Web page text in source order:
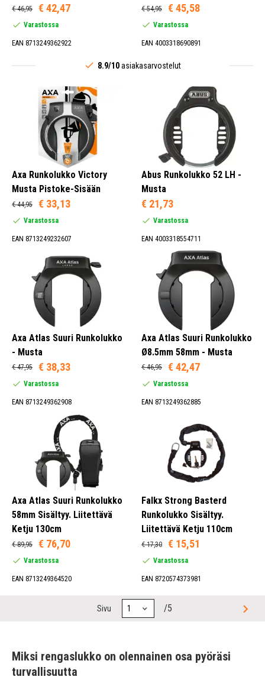
€ 46,95 € 42,47
Varastossa
EAN 8713249362922
€ 54,95 € 45,58
Varastossa
EAN 4003318690891
8.9/10asiakasarvostelut
Axa Runkolukko Victory
Musta Pistoke-Sisään
€ 44,95 € 33,13
Varastossa
EAN 8713249232607
Abus Runkolukko 52 LH -
Musta
€ 21,73
Varastossa
EAN 4003318554711
Axa Atlas Suuri Runkolukko
- Musta
€ 47,95 € 38,33
Varastossa
EAN 8713249362908
Axa Atlas Suuri Runkolukko
Ø8.5mm 58mm - Musta
€ 46,95 € 42,47
Varastossa
EAN 8713249362885
Axa Atlas Suuri Runkolukko
58mm Sisältyy. Liitettävä
Ketju 130cm
€ 89,95 € 76,70
Varastossa
EAN 8713249364520
Falkx Strong Basterd
Runkolukko Sisältyy.
Liitettävä Ketju 110cm
€ 17,30 € 15,51
Varastossa
EAN 8720574373981
Sivu /5
Miksi rengaslukko on olennainen osa pyöräsi
turvallisuutta